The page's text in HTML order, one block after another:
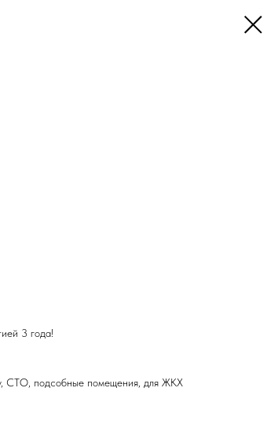
3 года!
СТО, подсобные помещения, для ЖКХ